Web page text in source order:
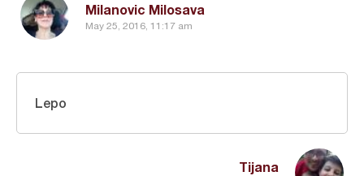
Milanovic Milosava
May 25, 2016, 11:17 am
Tijana
Lepo